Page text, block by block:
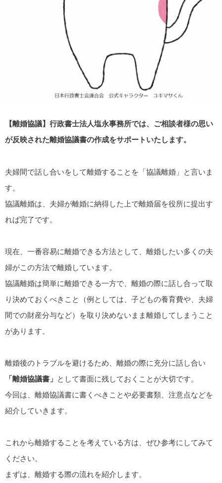
【離婚協議】行政書士法人塩永事務所では、ご相談者様の思い
が反映された離婚協議書の作成をサポートいたします。
夫婦間で話し合いをして離婚することを「協議離婚」と言いま
す。
協議離婚は、夫婦が離婚に納得した上で離婚届を役所に提出す
れば完了です。
現在、一番容易に離婚できる方法として、離婚したい多くの夫
婦がこの方法で離婚しています。
協議離婚は簡単に離婚できる一方で、離婚の際に話し合って取
り決めておくべきこと（例としては、子どもの養育費や、夫婦
間での財産分与など）を取り決めないまま離婚してしまうこと
があります。
離婚後のトラブルを避けるため、離婚の際に充分に話し合い
「離婚協議書」 として書面に残しておくことが大切です。
今回は、離婚協議書に書くべきことや必要書類、注意点などを
紹介していきます。
これから離婚することを考えている方は、ぜひ参考にしてみて
ください。
まずは、離婚する際の流れを紹介します。